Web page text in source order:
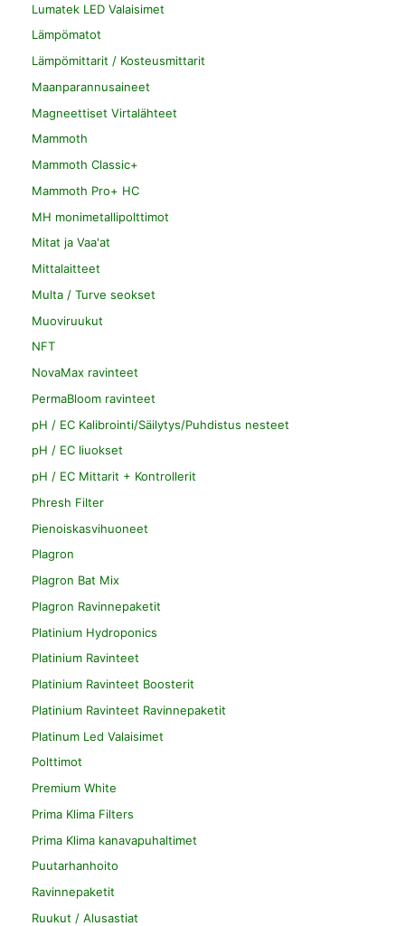
Lumatek LED Valaisimet
Lämpömatot
Lämpömittarit / Kosteusmittarit
Maanparannusaineet
Magneettiset Virtalähteet
Mammoth
Mammoth Classic+
Mammoth Pro+ HC
MH monimetallipolttimot
Mitat ja Vaa'at
Mittalaitteet
Multa / Turve seokset
Muoviruukut
NFT
NovaMax ravinteet
PermaBloom ravinteet
pH / EC Kalibrointi/Säilytys/Puhdistus nesteet
pH / EC liuokset
pH / EC Mittarit + Kontrollerit
Phresh Filter
Pienoiskasvihuoneet
Plagron
Plagron Bat Mix
Plagron Ravinnepaketit
Platinium Hydroponics
Platinium Ravinteet
Platinium Ravinteet Boosterit
Platinium Ravinteet Ravinnepaketit
Platinum Led Valaisimet
Polttimot
Premium White
Prima Klima Filters
Prima Klima kanavapuhaltimet
Puutarhanhoito
Ravinnepaketit
Ruukut / Alusastiat